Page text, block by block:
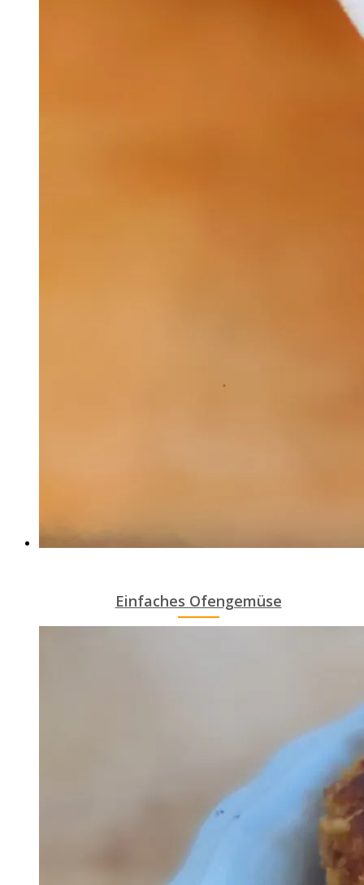
Einfaches Ofengemüse
ANEMPTYTEXTLLINE